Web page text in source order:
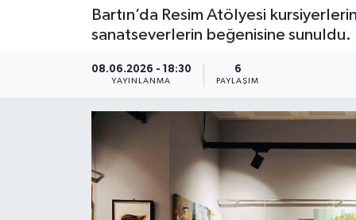
Bartın’da Resim Atölyesi
sanatseverlerin beğenisine sunuldu.
08.06.2026 - 18:30
YAYINLANMA
6
PAYLAŞIM
Sivil Toplum